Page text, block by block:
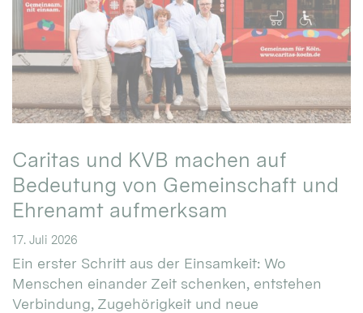
Caritas und KVB machen auf
Bedeutung von Gemeinschaft und
Ehrenamt aufmerksam
17. Juli 2026
Ein erster Schritt aus der Einsamkeit: Wo
Menschen einander Zeit schenken, entstehen
Verbindung, Zugehörigkeit und neue